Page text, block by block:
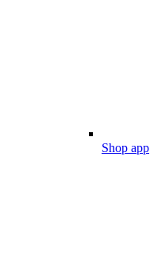
Shop app